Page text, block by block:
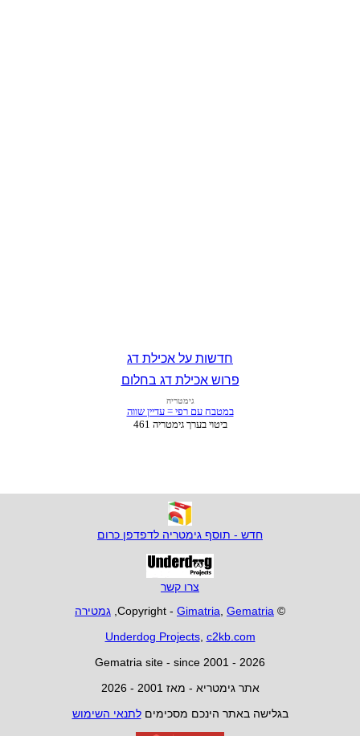
חדשות על אכילת דג
פרוש אכילת דג בחלום
חדש - תוסף גימטריה לדפדפן כרום
צרו קשר
© Copyright -
Gimatria, Gematria
, גמטירה
Underdog Projects, c2kb.com
Gematria site - since 2001 - 2026
אתר גימטריא - מאז 2001 - 2026
בגלישה באתר הינכם מסכימיםלתנאי השימוש